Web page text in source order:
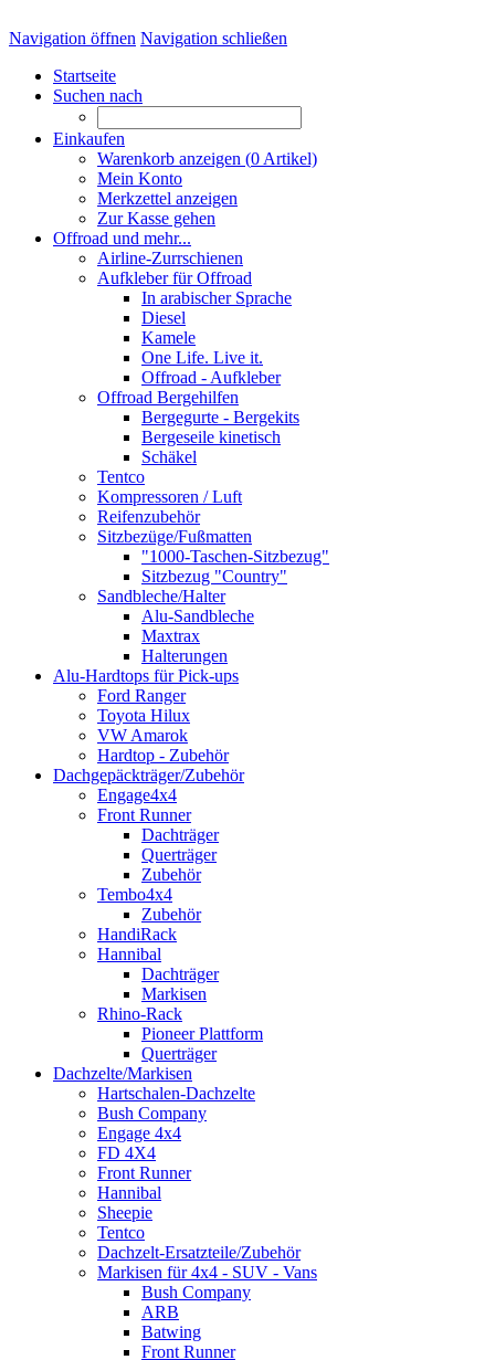
Navigation öffnen Navigation schließen
Startseite
Suchen nach
Einkaufen
Warenkorb anzeigen (0 Artikel)
Mein Konto
Merkzettel anzeigen
Zur Kasse gehen
Offroad und mehr...
Airline-Zurrschienen
Aufkleber für Offroad
In arabischer Sprache
Diesel
Kamele
One Life. Live it.
Offroad - Aufkleber
Offroad Bergehilfen
Bergegurte - Bergekits
Bergeseile kinetisch
Schäkel
Tentco
Kompressoren / Luft
Reifenzubehör
Sitzbezüge/Fußmatten
"1000-Taschen-Sitzbezug"
Sitzbezug "Country"
Sandbleche/Halter
Alu-Sandbleche
Maxtrax
Halterungen
Alu-Hardtops für Pick-ups
Ford Ranger
Toyota Hilux
VW Amarok
Hardtop - Zubehör
Dachgepäckträger/Zubehör
Engage4x4
Front Runner
Dachträger
Querträger
Zubehör
Tembo4x4
Zubehör
HandiRack
Hannibal
Dachträger
Markisen
Rhino-Rack
Pioneer Plattform
Querträger
Dachzelte/Markisen
Hartschalen-Dachzelte
Bush Company
Engage 4x4
FD 4X4
Front Runner
Hannibal
Sheepie
Tentco
Dachzelt-Ersatzteile/Zubehör
Markisen für 4x4 - SUV - Vans
Bush Company
ARB
Batwing
Front Runner